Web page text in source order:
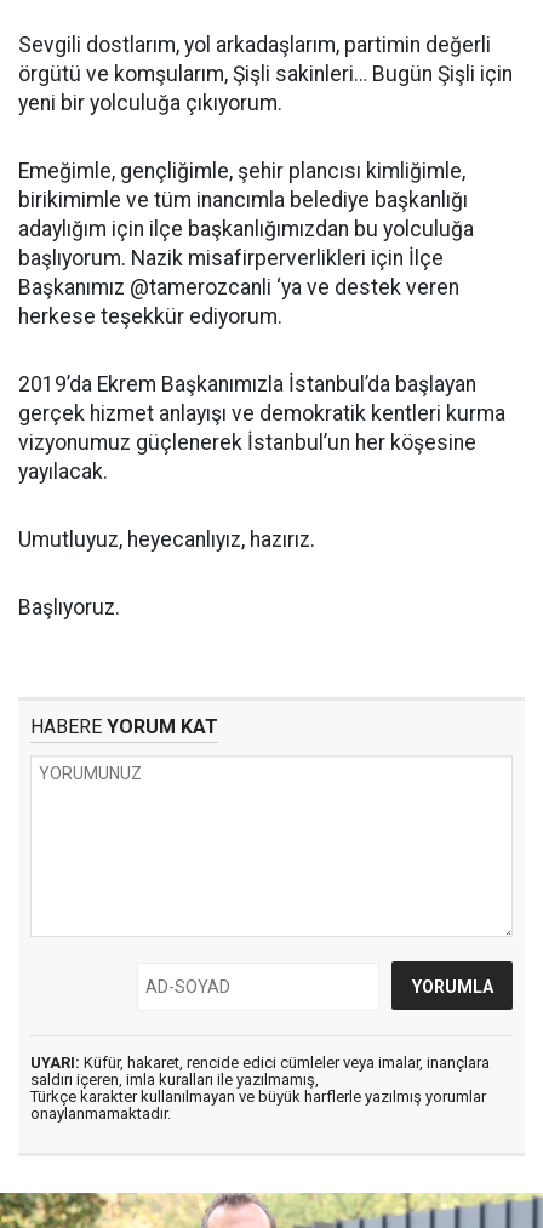
Sevgili dostlarım, yol arkadaşlarım, partimin değerli
örgütü ve komşularım, Şişli sakinleri… Bugün Şişli için
yeni bir yolculuğa çıkıyorum.
Emeğimle, gençliğimle, şehir plancısı kimliğimle,
birikimimle ve tüm inancımla belediye başkanlığı
adaylığım için ilçe başkanlığımızdan bu yolculuğa
başlıyorum. Nazik misafirperverlikleri için İlçe
Başkanımız @tamerozcanli ‘ya ve destek veren
herkese teşekkür ediyorum.
2019’da Ekrem Başkanımızla İstanbul’da başlayan
gerçek hizmet anlayışı ve demokratik kentleri kurma
vizyonumuz güçlenerek İstanbul’un her köşesine
yayılacak.
Umutluyuz, heyecanlıyız, hazırız.
Başlıyoruz.
HABERE YORUM KAT
UYARI: Küfür, hakaret, rencide edici cümleler veya imalar, inançlara
saldırı içeren, imla kuralları ile yazılmamış,
Türkçe karakter kullanılmayan ve büyük harflerle yazılmış yorumlar
onaylanmamaktadır.